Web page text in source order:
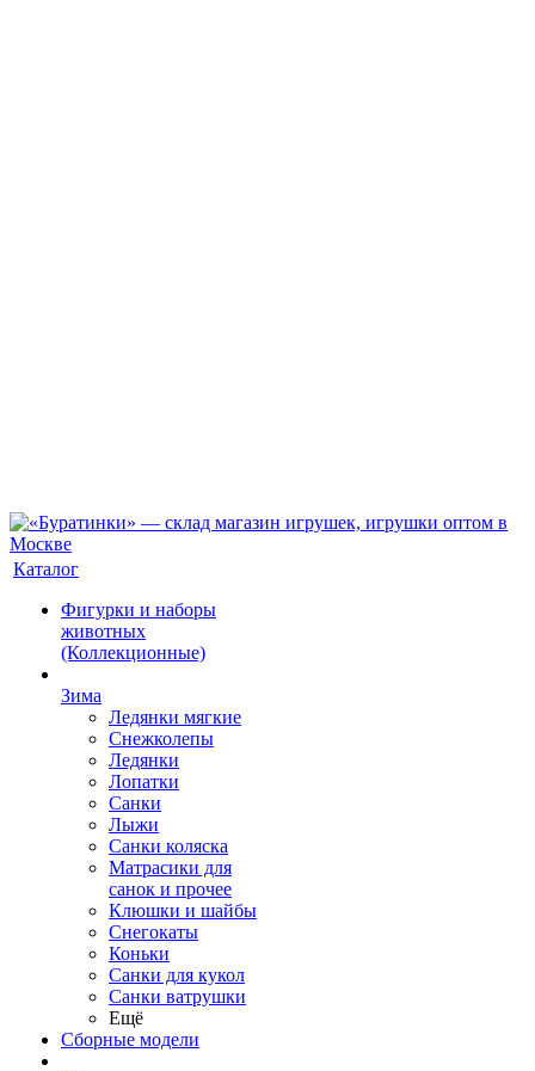
Каталог
Фигурки и наборы
животных
(Коллекционные)
Зима
Ледянки мягкие
Снежколепы
Ледянки
Лопатки
Санки
Лыжи
Санки коляска
Матрасики для
санок и прочее
Клюшки и шайбы
Снегокаты
Коньки
Санки для кукол
Санки ватрушки
Ещё
Сборные модели